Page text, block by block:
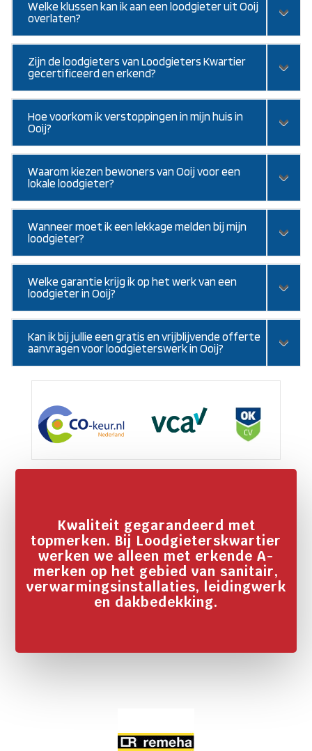
Welke klussen kan ik aan een loodgieter uit Ooij
overlaten?
Zijn de loodgieters van Loodgieters Kwartier
gecertificeerd en erkend?
Hoe voorkom ik verstoppingen in mijn huis in
Ooij?
Waarom kiezen bewoners van Ooij voor een
lokale loodgieter?
Wanneer moet ik een lekkage melden bij mijn
loodgieter?
Welke garantie krijg ik op het werk van een
loodgieter in Ooij?
Kan ik bij jullie een gratis en vrijblijvende offerte
aanvragen voor loodgieterswerk in Ooij?
Kwaliteit gegarandeerd met
topmerken. Bij Loodgieterskwartier
werken we alleen met erkende A-
merken op het gebied van sanitair,
verwarmingsinstallaties, leidingwerk
en dakbedekking.